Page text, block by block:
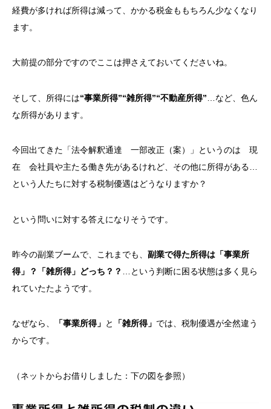
経費が多ければ所得は減って、かかる税金ももちろん少なくなり
ます。
大前提の部分ですのでここは押さえておいてくださいね。
そして、所得には“事業所得”“雑所得”“不動産所得” …など、色ん
な所得があります。
今回出てきた「法令解釈通達 一部改正（案）」というのは 現
在 会社員や主たる働き先があるけれど、その他に所得がある…
という人たちに対する税制優遇はどうなりますか？
という問いに対する答えになりそうです。
昨今の副業ブームで、これまでも、 副業で得た所得は 「事業所
得」？「雑所得」どっち？？
…という判断に困る状態は多く見ら
れていたたようです。
なぜなら、 「事業所得」 と 「雑所得」 では、税制優遇が全然違う
からです。
（ネットからお借りしました：下の図を参照）